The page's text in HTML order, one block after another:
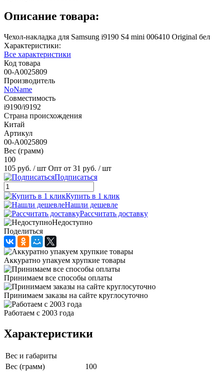
Описание товара:
Чехол-накладка для Samsung i9190 S4 mini 006410 Original бел
Характеристики:
Все характеристики
Код товара
00-А0025809
Производитель
NoName
Совместимость
i9190/i9192
Страна происхождения
Китай
Артикул
00-А0025809
Вес (грамм)
100
105 руб. / шт Опт от 31 руб. / шт
Подписаться
Купить в 1 клик
Нашли дешевле
Рассчитать доставку
Недоступно
Поделиться
Аккуратно упакуем хрупкие товары
Принимаем все способы оплаты
Принимаем заказы на сайте круглосуточно
Работаем с 2003 года
Характеристики
Вес и габариты
Вес (грамм)
100